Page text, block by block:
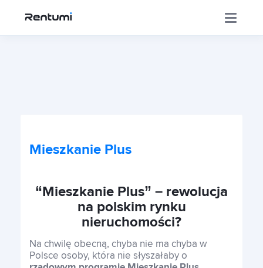
Investor's Centrer
Contact
Mieszkanie Plus
“Mieszkanie Plus” – rewolucja
na polskim rynku
nieruchomości?
Na chwilę obecną, chyba nie ma chyba w
Polsce osoby, która nie słyszałaby o